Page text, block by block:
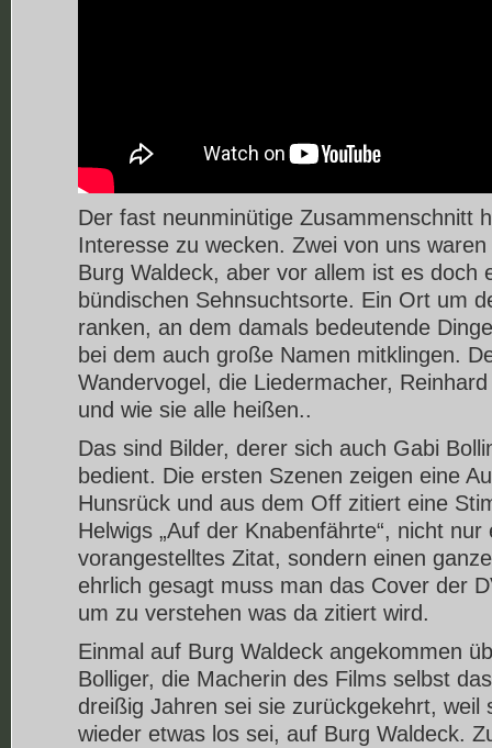
Der fast neunminütige Zusammenschnitt
Interesse zu wecken. Zwei von uns
Burg Waldeck, aber vor allem ist es doch
bündischen Sehnsuchtsorte. Ein Ort um
ranken, an dem damals bedeutende
bei dem auch große Namen mitklingen.
Wandervogel, die Liedermacher,
und wie sie alle heißen..
Das sind Bilder, derer sich auch Gabi
bedient. Die ersten Szenen zeigen eine
Hunsrück und aus dem Off zitiert eine
Helwigs „Auf der Knabenfährte“, nicht
vorangestelltes Zitat, sondern einen
ehrlich gesagt muss man das Cover der
um zu verstehen was da zitiert wird.
Einmal auf Burg Waldeck angekommen
Bolliger, die Macherin des Films selbst
dreißig Jahren sei sie zurückgekehrt, weil
wieder etwas los sei, auf Burg Waldeck.